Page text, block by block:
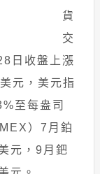
貨
交
日收盤上漲
元，美元指
至每盎司
）7月鉑
元，9月鈀